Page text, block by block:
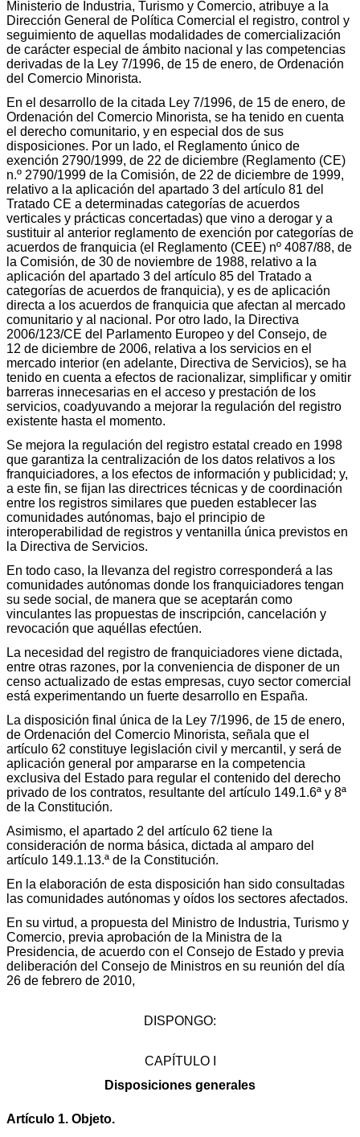
Ministerio de Industria, Turismo y Comercio, atribuye a la
Dirección General de Política Comercial el registro, control y
seguimiento de aquellas modalidades de comercialización
de carácter especial de ámbito nacional y las competencias
derivadas de la Ley 7/1996, de 15 de enero, de Ordenación
del Comercio Minorista.
En el desarrollo de la citada Ley 7/1996, de 15 de enero, de
Ordenación del Comercio Minorista, se ha tenido en cuenta
el derecho comunitario, y en especial dos de sus
disposiciones. Por un lado, el Reglamento único de
exención 2790/1999, de 22 de diciembre (Reglamento (CE)
n.º 2790/1999 de la Comisión, de 22 de diciembre de 1999,
relativo a la aplicación del apartado 3 del artículo 81 del
Tratado CE a determinadas categorías de acuerdos
verticales y prácticas concertadas) que vino a derogar y a
sustituir al anterior reglamento de exención por categorías de
acuerdos de franquicia (el Reglamento (CEE) nº 4087/88, de
la Comisión, de 30 de noviembre de 1988, relativo a la
aplicación del apartado 3 del artículo 85 del Tratado a
categorías de acuerdos de franquicia), y es de aplicación
directa a los acuerdos de franquicia que afectan al mercado
comunitario y al nacional. Por otro lado, la Directiva
2006/123/CE del Parlamento Europeo y del Consejo, de
12 de diciembre de 2006, relativa a los servicios en el
mercado interior (en adelante, Directiva de Servicios), se ha
tenido en cuenta a efectos de racionalizar, simplificar y omitir
barreras innecesarias en el acceso y prestación de los
servicios, coadyuvando a mejorar la regulación del registro
existente hasta el momento.
Se mejora la regulación del registro estatal creado en 1998
que garantiza la centralización de los datos relativos a los
franquiciadores, a los efectos de información y publicidad; y,
a este fin, se fijan las directrices técnicas y de coordinación
entre los registros similares que pueden establecer las
comunidades autónomas, bajo el principio de
interoperabilidad de registros y ventanilla única previstos en
la Directiva de Servicios.
En todo caso, la llevanza del registro corresponderá a las
comunidades autónomas donde los franquiciadores tengan
su sede social, de manera que se aceptarán como
vinculantes las propuestas de inscripción, cancelación y
revocación que aquéllas efectúen.
La necesidad del registro de franquiciadores viene dictada,
entre otras razones, por la conveniencia de disponer de un
censo actualizado de estas empresas, cuyo sector comercial
está experimentando un fuerte desarrollo en España.
La disposición final única de la Ley 7/1996, de 15 de enero,
de Ordenación del Comercio Minorista, señala que el
artículo 62 constituye legislación civil y mercantil, y será de
aplicación general por ampararse en la competencia
exclusiva del Estado para regular el contenido del derecho
privado de los contratos, resultante del artículo 149.1.6ª y 8ª
de la Constitución.
Asimismo, el apartado 2 del artículo 62 tiene la
consideración de norma básica, dictada al amparo del
artículo 149.1.13.ª de la Constitución.
En la elaboración de esta disposición han sido consultadas
las comunidades autónomas y oídos los sectores afectados.
En su virtud, a propuesta del Ministro de Industria, Turismo y
Comercio, previa aprobación de la Ministra de la
Presidencia, de acuerdo con el Consejo de Estado y previa
deliberación del Consejo de Ministros en su reunión del día
26 de febrero de 2010,
DISPONGO:
CAPÍTULO I
Disposiciones generales
Artículo 1. Objeto.